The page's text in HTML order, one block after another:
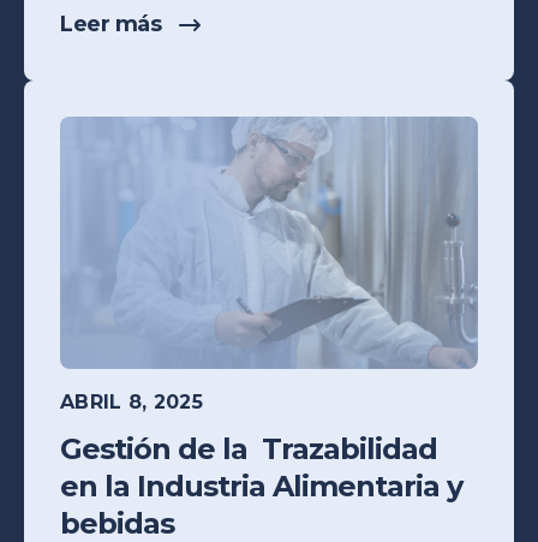
Leer más
ABRIL 8, 2025
Gestión de la Trazabilidad
en la Industria Alimentaria y
bebidas